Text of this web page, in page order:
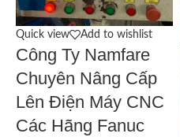
Quick view Add to wishlist
Công Ty Namfare
Chuyên Nâng Cấp
Lên Điện Máy CNC
Các Hãng Fanuc